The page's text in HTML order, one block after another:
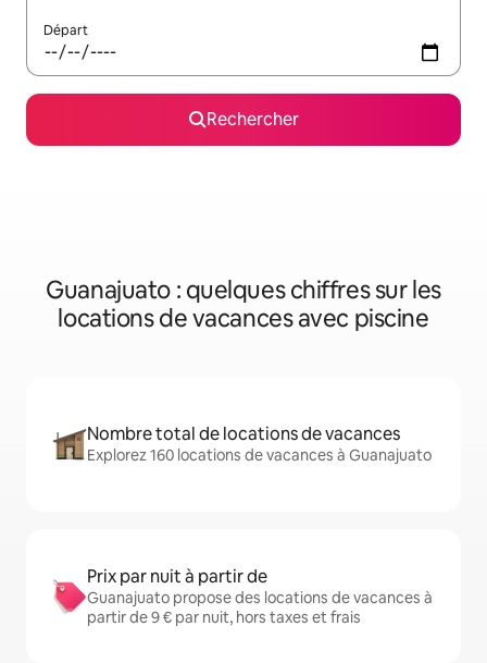
Départ
Rechercher
Guanajuato : quelques chiffres sur les
locations de vacances avec piscine
Nombre total de locations de vacances
Explorez 160 locations de vacances à Guanajuato
Prix par nuit à partir de
Guanajuato propose des locations de vacances à
partir de 9 € par nuit, hors taxes et frais